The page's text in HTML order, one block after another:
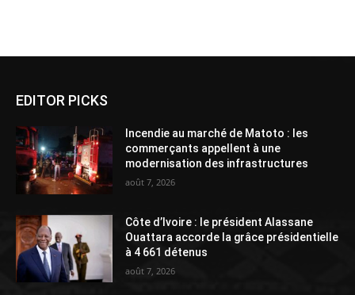
EDITOR PICKS
Incendie au marché de Matoto : les
commerçants appellent à une
modernisation des infrastructures
août 7, 2026
Côte d’Ivoire : le président Alassane
Ouattara accorde la grâce présidentielle
à 4 661 détenus
août 7, 2026